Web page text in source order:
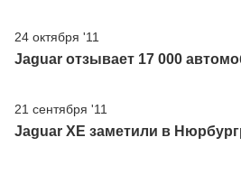
24 октября '11
Jaguar отзывает 17 000
21 сентября '11
Jaguar XE заметили в